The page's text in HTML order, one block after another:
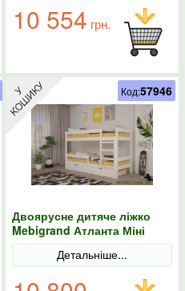
10 554 грн.
Двоярусне дитяче ліжко
Mebigrand Атланта Міні
Білий (RAL9003) 80х200 з
ящикамиДетальніше...
Код:57946